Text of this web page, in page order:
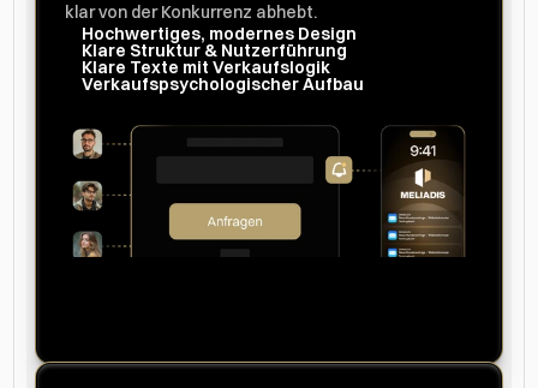
klar von der Konkurrenz abhebt.
Hochwertiges, modernes Design
Klare Struktur & Nutzerführung
Klare Texte mit Verkaufslogik
Verkaufspsychologischer Aufbau